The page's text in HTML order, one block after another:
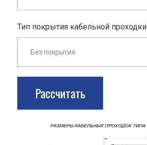
Тип покрытия кабельной проходки
Рассчитать